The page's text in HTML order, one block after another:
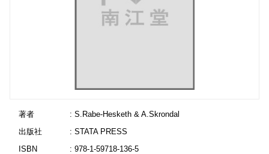
著者
: S.Rabe-Hesketh & A.Skrondal
出版社
: STATA PRESS
ISBN
: 978-1-59718-136-5